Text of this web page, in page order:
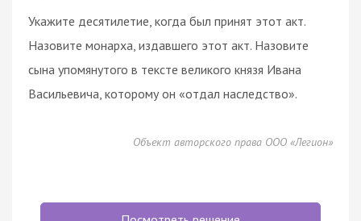
Укажите десятилетие, когда был принят этот акт.
Назовите монарха, издавшего этот акт. Назовите
сына упомянутого в тексте великого князя Ивана
Васильевича, которому он «отдал наследство».
Объект авторского права ООО «Легион»